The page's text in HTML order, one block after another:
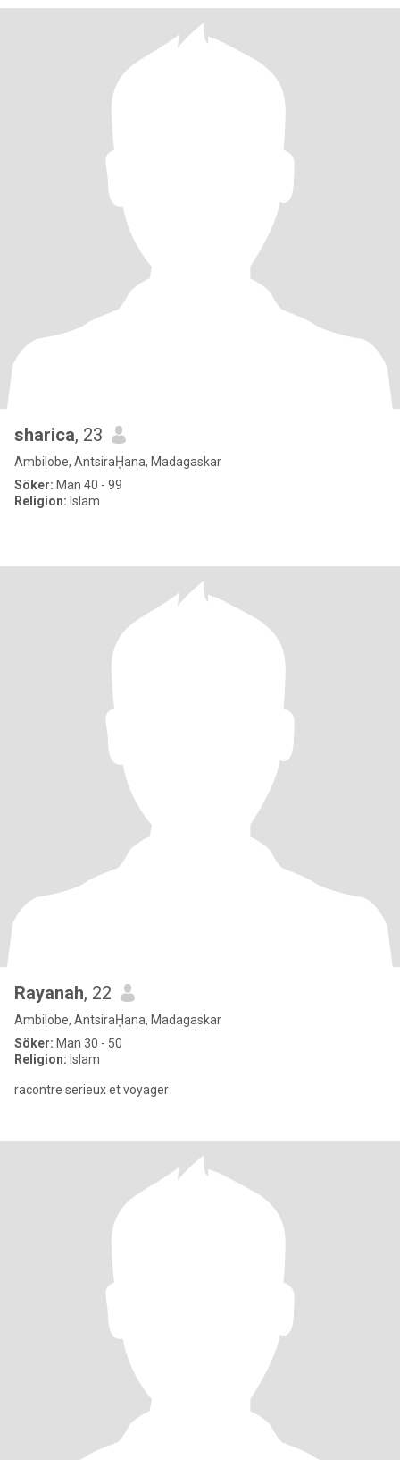
sharica, 23
Ambilobe, AntsiraḤana, Madagaskar
Söker: Man 40 - 99
Religion: Islam
Rayanah, 22
Ambilobe, AntsiraḤana, Madagaskar
Söker: Man 30 - 50
Religion: Islam
racontre serieux et voyager